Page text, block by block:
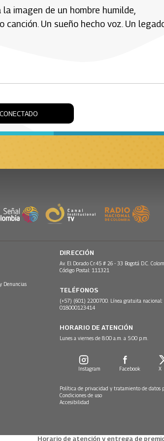
imagen de un hombre humilde,
Un sueño hecho voz. Un
Denuncias
DIRECCIÓN
Av. El Dorado Cr.45 # 26 - 33 Bogotá D.C.
Código Postal: 111321
TELÉFONOS
(+57) (601) 2200700. Línea gratuita nacional:
018000123414
HORARIO DE ATENCIÓN
Lunes a viernes de 8:00 a.m. a 5:00 p.m.
Instagram Facebook X
Política de privacidad y tratamiento de datos
Condiciones de uso
Accesibilidad
Horario de atención y entrega de